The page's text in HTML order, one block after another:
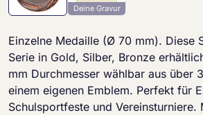
Deine Gravur
Einzelne Medaille (Ø 70 mm). Diese
Serie in Gold, Silber, Bronze
mm Durchmesser wählbar aus über
einem eigenen Emblem. Perfekt für
Schulsportfeste und Vereinsturniere.